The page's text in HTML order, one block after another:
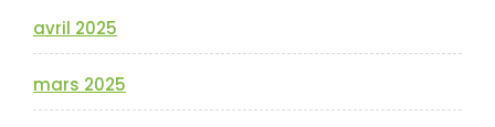
avril 2025
mars 2025